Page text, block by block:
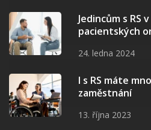
Jedincům s RS
pacientských
24. ledna 2024
I s RS máte
zaměstnání
13. října 2023